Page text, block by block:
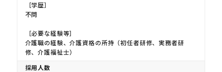
［学歴］
不問
［必要な経験等］
介護職の経験、介護資格の所持（初任者研修、実務者研
修、介護福祉士）
採用人数